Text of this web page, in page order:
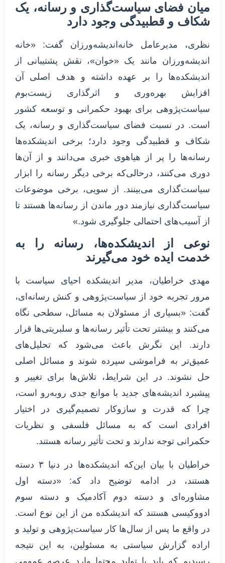
میان فضای سیاست‌گذاری و رسانه، یک
شکاف و قطبیدگی وجود دارد
نظری، مدیرعامل خانه‌اندیشه‌ورزان گفت: «خانه
اندیشه‌ورزان مانند یک «خوان»، نقش پشتیبانی از
اندیشکده‌ها را بر عهده داشته و هدف اصلی آن‌
افزایش بهره‌وری و اثرگذاری زیست‌بوم
سیاست‌پژوهی برای بهبود حکمرانی و توسعه کشور
است. در نسبت فضای سیاست‌گذاری و رسانه، یک
شکاف و قطبیدگی وجود دارد؛ برخی اندیشکده‌ها
رسانه‌ها را پر از هیاهوی خبری می‌دانند و از آن‌ها
دوری می‌کنند، درحالی‌که برخی دیگر رسانه را ابزار
سیاست‌گذاری می‌بینند. از سویی، برخی موضوعات
سیاست‌گذاری نیازمند دور ماندن از رسانه‌ها هستند تا
از آسیب‌های احتمالی جلوگیری شود.»
نوعی از اندیشکده‌ها، رسانه را به
خدمت ایده خود می‌گیرند
مهدی خراطیان، مدیر اندیشکده احیای سیاست با
مرور تجربه خود از سیاست‌پژوهی و کنش رسانه‌ای،
گفت: «بسیاری از مسئولان به مسائل، سطحی نگاه
می‌کنند و بیشتر تحت تأثیر رسانه‌ها و سلبریتی‌ها قرار
دارند. این نگرش باعث می‌شود که تحلیل‌های
عمیق‌تر به فراموشی سپرده شوند و مسائل اصلی
حل نشوند. در این شرایط، تلاش‌ها برای تغییر و
پیشبرد اندیشه‌های جدید با موانع جدی روبه‌رو است،
چرا که قدرت و سازوکار تصمیم‌گیری در اختیار
افرادی است که به مسائل فلسفی و نظریات
حکمرانی توجه ندارند و تحت تأثیر رسانه هستند.
خراطیان با بیان این‌که اندیشکده‌ها در دنیا ۳ دسته
هستند، در ادامه توضیح داد که: «دسته اول
مشاوره‌ای و دسته دوم آکادمیک و دسته سوم
ادووکیسی هستند که اندیشکده من از این نوع است.
در واقع ما پس از سال‌ها کار سیاست‌پژوهی و تولید و
اراده گزارش سیاستی به مسئولین، به این نتیجه
رسیدیم که باید با تولید محتوا وارد عرصه عمومی